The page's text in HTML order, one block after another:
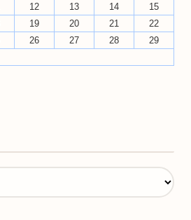
12 13 14
15
19 20 21
22
26 27 28
29